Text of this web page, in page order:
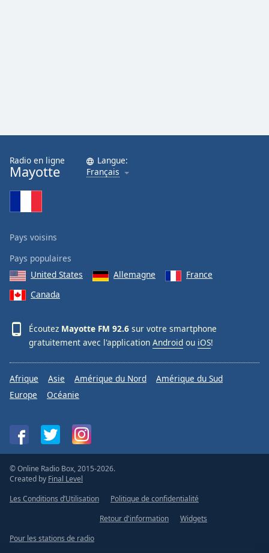
Radio en ligne
Mayotte
Langue:
Français
Pays voisins
Pays populaires
United States
Allemagne
France
Canada
Écoutez Mayotte FM 92.6 sur votre smartphone
gratuitement avec l'application Android ou iOS!
Afrique Asie Amérique du Nord
Amérique du Sud
Europe
Océanie
© Online Radio Box, 2015-2026.
Created by Final Level
Les Conditions d’Utilisation
Politique de confidentialité
Retour d'information
Widgets
Pour les stations de radio